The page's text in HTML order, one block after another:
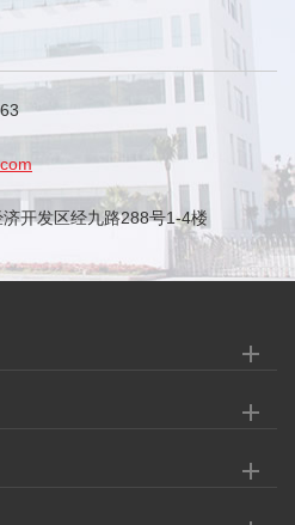
开发区经九路288号1-4楼